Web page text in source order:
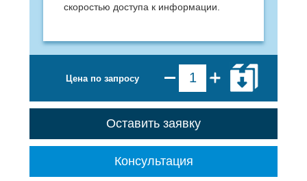
скоростью доступа к информации.
Цена по запросу
Оставить заявку
Консультация